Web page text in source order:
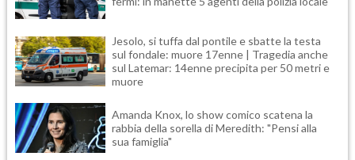
Jesolo, si tuffa dal pontile e sbatte la testa
sul fondale: muore 17enne | Tragedia anche
sul Latemar: 14enne precipita per 50 metri e
muore
Amanda Knox, lo show comico scatena la
rabbia della sorella di Meredith: "Pensi alla
sua famiglia"